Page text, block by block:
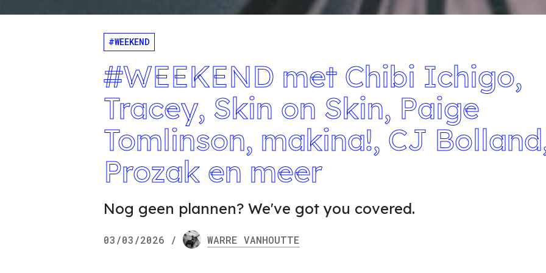
#WEEKEND
#WEEKEND met Chibi Ichigo,
Tracey, Skin on Skin, Paige
Tomlinson, makina!, CJ
Prozak en meer
Nog geen plannen? We've got you covered.
03/03/2026 / WARRE VANHOUTTE